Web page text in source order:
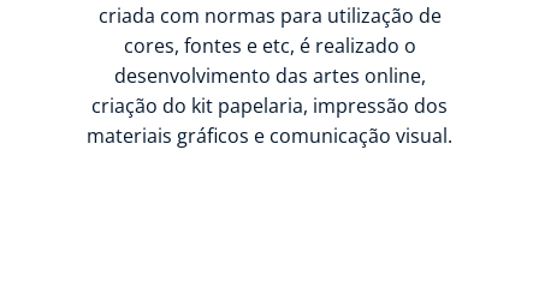
criada com normas para utilização de
cores, fontes e etc, é realizado o
desenvolvimento das artes online,
criação do kit papelaria, impressão dos
materiais gráficos e comunicação visual.